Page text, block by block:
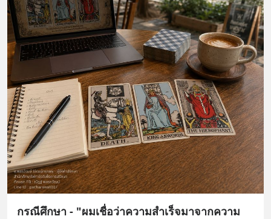
กรณีศึกษา - "ผมเชื่อว่าความสำเร็จมาจากความ